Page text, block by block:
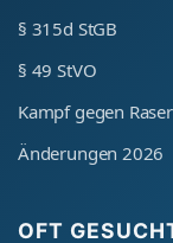
§ 315d StGB
§ 49 StVO
Kampf gegen
Änderungen 2026
OFT